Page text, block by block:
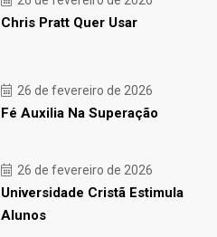
Chris Pratt Quer Usar
26 de fevereiro de 2026
Fé Auxilia Na Superação
26 de fevereiro de 2026
Universidade Cristã Estimula
Alunos